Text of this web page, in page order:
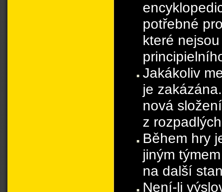
potřebné
které
Jakákoliv
je
nová
z
Během hry
jiným
na další
Není-li